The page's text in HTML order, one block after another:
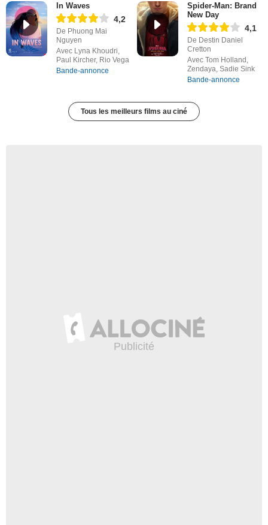
In Waves
4,2
De Phuong Mai
Nguyen
Avec Lyna Khoudri,
Paul Kircher, Rio Vega
Bande-annonce
Spider-Man: Brand
New Day
4,1
De Destin Daniel
Cretton
Avec Tom Holland,
Zendaya, Sadie Sink
Bande-annonce
Tous les meilleurs films au ciné